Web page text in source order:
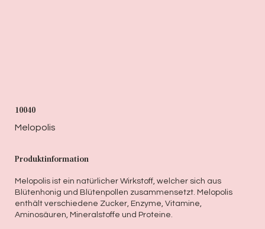
10040
Melopolis
Produktinformation
Melopolis ist ein natürlicher Wirkstoff, welcher sich aus
Blütenhonig und Blütenpollen zusammensetzt. Melopolis
enthält verschiedene Zucker, Enzyme, Vitamine,
Aminosäuren, Mineralstoffe und Proteine.